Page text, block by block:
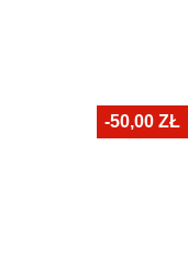
-50,00 ZŁ